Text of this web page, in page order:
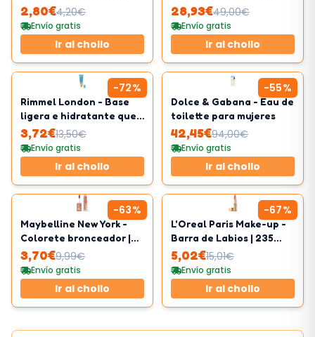
320ml
2,80€4,20€
Envío gratis
Ir al chollo
vaporizador spray para
mujer
28,93€49,00€
Envío gratis
Ir al chollo
-72%
Rimmel London - Base
ligera e hidratante que
calma la piel sensible
3,72€13,50€
Envío gratis
Ir al chollo
-55%
Dolce & Gabana - Eau de
toilette para mujeres
42,45€94,00€
Envío gratis
Ir al chollo
-63%
Maybelline New York -
Colorete bronceador |
Fórmula modulable |
Tono 08 Shades On
3,70€9,99€
Envío gratis
Ir al chollo
-67%
L'Oreal Paris Make-up -
Barra de Labios | 235
Nude
5,02€15,01€
Envío gratis
Ir al chollo